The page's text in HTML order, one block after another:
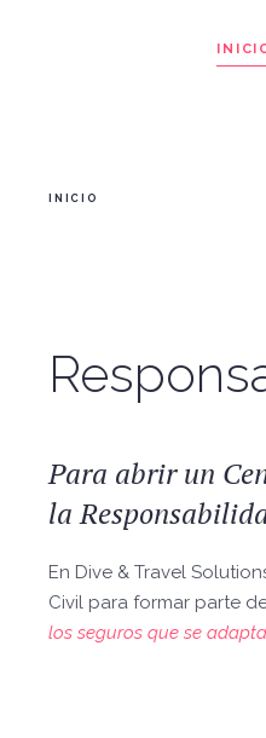
INICIO
Para abrir un
la
En Dive & Travel
Civil para formar parte
los seguros que se